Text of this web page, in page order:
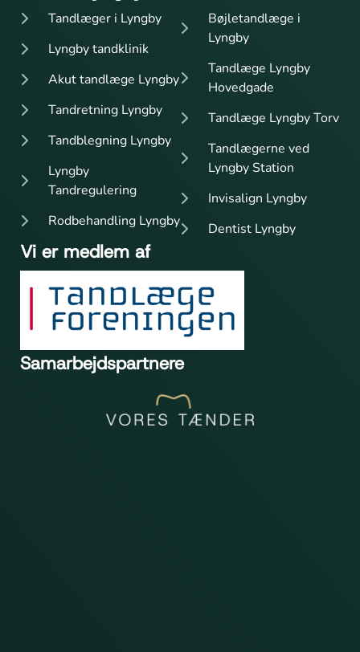
Tandlæger i Lyngby
Lyngby tandklinik
Akut tandlæge Lyngby
Tandretning Lyngby
Tandblegning Lyngby
Lyngby
Tandregulering
Rodbehandling Lyngby
Bøjletandlæge i
Lyngby
Tandlæge Lyngby
Hovedgade
Tandlæge Lyngby Torv
Tandlægerne ved
Lyngby Station
Invisalign Lyngby
Dentist Lyngby
Vi er medlem af
Samarbejdspartnere